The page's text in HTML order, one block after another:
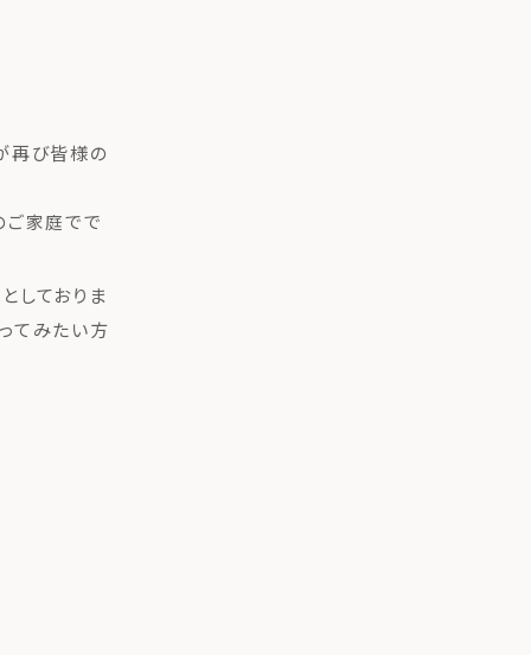
再び皆様の
ご家庭でで
しておりま
てみたい方